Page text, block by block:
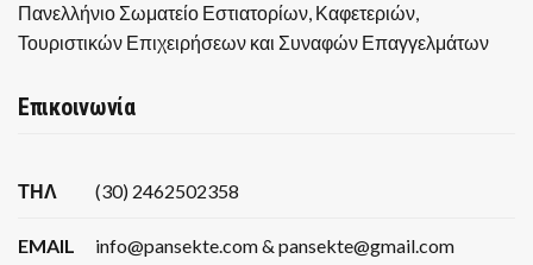
Πανελλήνιο Σωματείο Εστιατορίων, Καφετεριών,
Τουριστικών Επιχειρήσεων και Συναφών Επαγγελμάτων
Επικοινωνία
ΤΗΛ (30) 2462502358
EMAIL info@pansekte.com & pansekte@gmail.com